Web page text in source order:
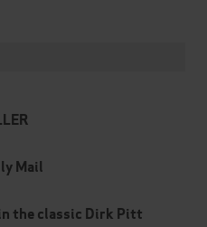
Mail
the classic Dirk Pitt